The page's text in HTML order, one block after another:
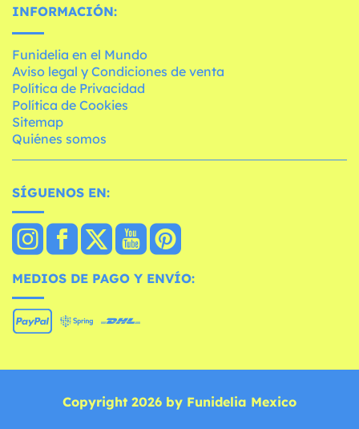
INFORMACIÓN:
Funidelia en el Mundo
Aviso legal y Condiciones de venta
Política de Privacidad
Política de Cookies
Sitemap
Quiénes somos
SÍGUENOS EN:
MEDIOS DE PAGO Y ENVÍO:
Copyright 2026 by Funidelia Mexico